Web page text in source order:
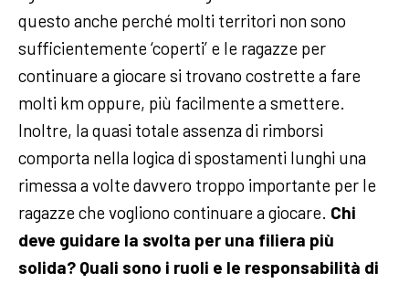
questo anche perché molti territori non sono
sufficientemente ‘coperti’ e le ragazze per
continuare a giocare si trovano costrette a fare
molti km oppure, più facilmente a smettere.
Inoltre, la quasi totale assenza di rimborsi
comporta nella logica di spostamenti lunghi una
rimessa a volte davvero troppo importante per le
ragazze che vogliono continuare a giocare. Chi
deve guidare la svolta per una filiera più
solida? Quali sono i ruoli e le responsabilità di